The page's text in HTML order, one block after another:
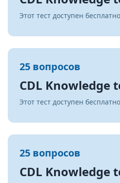
Этот тест доступен
25 вопросов
CDL Knowledge
Этот тест доступен
25 вопросов
CDL Knowledge